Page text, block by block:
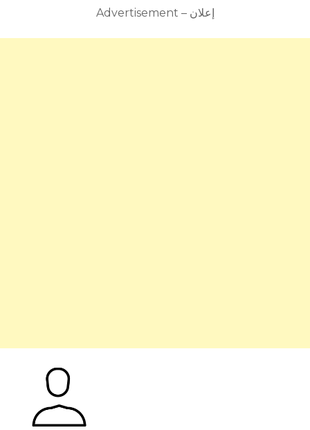
Advertisement – إعلان